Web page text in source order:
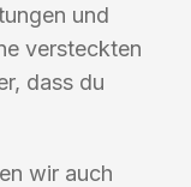
und
versteckten
dass du
wir auch